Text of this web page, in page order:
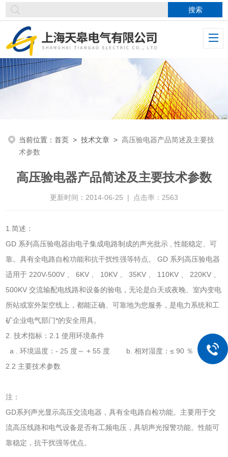
当前位置：首页 >技术文章 > 高压验电器产品简述及主要技
术参数
高压验电器产品简述及主要技术参数
更新时间：2014-06-25 | 点击率：2563
1.简述：
GD 系列高压验电器由电子集成电路制成的声光批示 , 性能稳定、可
靠。具有全电路自检功能和抗干扰性强等特点。 GD 系列高压验电器
适用于 220V-500V 、 6KV 、 10KV 、 35KV 、 110KV 、 220KV 、
500KV 交流输配电线路和设备的验电，无论是白天或夜晚、室内变电
所站或室外架空线上，都能正确、可靠地为您服务，是电力系统和工
矿企业电气部门*的安全用具。
2. 技术指标：2.1 使用环境条件
a . 环境温度：- 25 度～ + 55 度 b. 相对湿度：≤ 90 ％
2.2 主要技术参数
注：
GD系列声光显示高压交流电器，具有全电路自检功能。主要用于交
流高压线路和电气设备是否有工频电压，具胡声光报警功能。性能可
靠稳定，抗干扰强等优点。